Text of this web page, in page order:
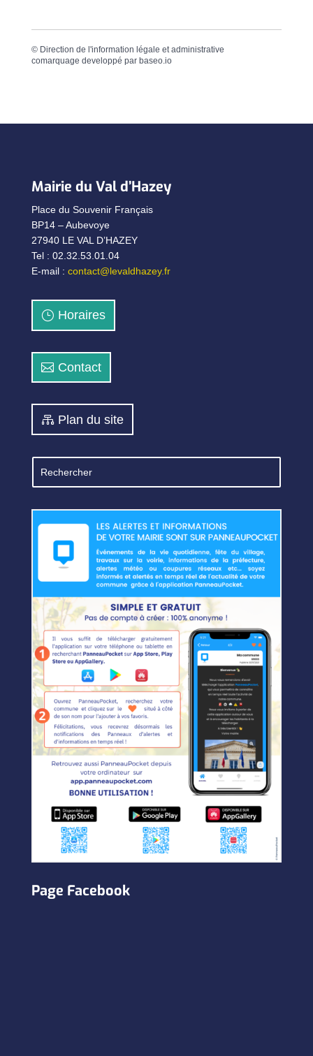
© Direction de l'information légale et administrative
comarquage developpé par baseo.io
Mairie du Val d’Hazey
Place du Souvenir Français
BP14 – Aubevoye
27940 LE VAL D’HAZEY
Tel : 02.32.53.01.04
E-mail : contact@levaldhazey.fr
Horaires
Contact
Plan du site
Page Facebook